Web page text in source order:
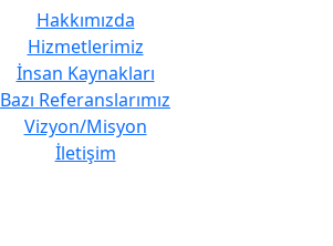
Hakkımızda
Hizmetlerimiz
İnsan Kaynakları
Bazı Referanslarımız
Vizyon/Misyon
İletişim